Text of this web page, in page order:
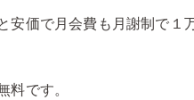
価で月会費も月謝制で１
料です。